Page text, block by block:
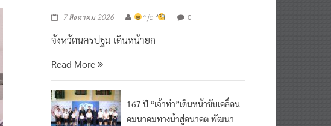
7 สิงหาคม 2026 ^ jo ^ 0
จังหวัดนครปฐม เดินหน้ายก
Read More
167 ปี “เจ้าท่า”เดินหน้าขับเคลื่อน
คมนาคมทางน้ำสู่อนาคต พัฒนา